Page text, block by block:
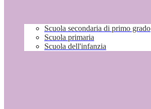
Scuola secondaria di primo grado
Scuola primaria
Scuola dell'infanzia